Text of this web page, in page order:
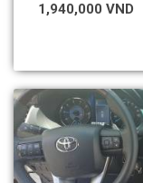
1,940,000 VND